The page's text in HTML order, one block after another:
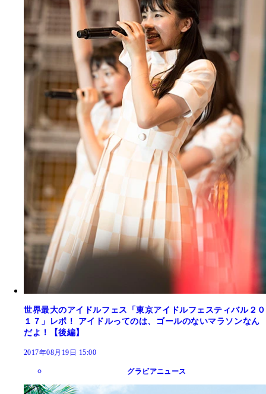
世界最大のアイドルフェス「東京アイドルフェスティバル２０
１７」レポ！ アイドルってのは、ゴールのないマラソンなん
だよ！【後編】
2017年08月19日 15:00
グラビアニュース